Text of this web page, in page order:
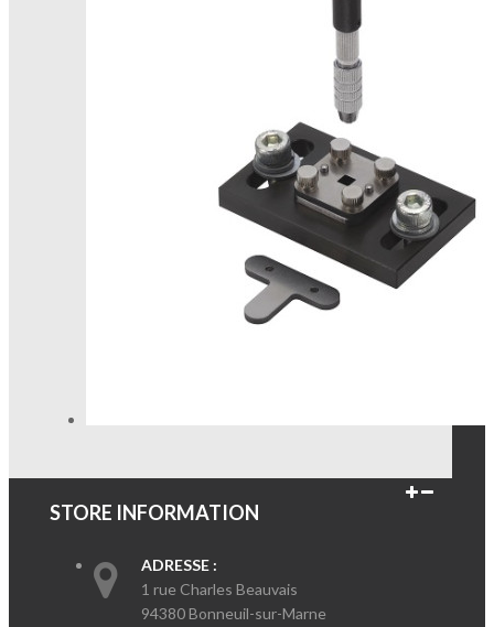
STORE INFORMATION
ADRESSE :
1 rue Charles Beauvais
94380 Bonneuil-sur-Marne